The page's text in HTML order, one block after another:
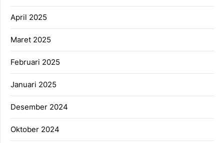
April 2025
Maret 2025
Februari 2025
Januari 2025
Desember 2024
Oktober 2024